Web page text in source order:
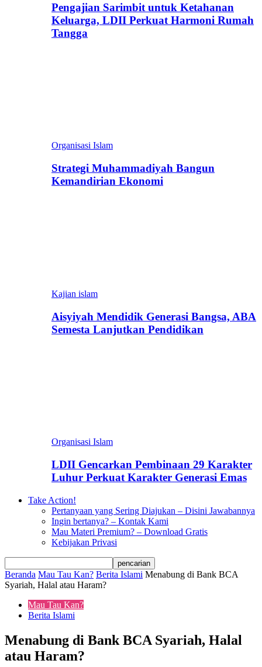
Pengajian Sarimbit untuk Ketahanan
Keluarga, LDII Perkuat Harmoni Rumah
Tangga
Organisasi Islam
Strategi Muhammadiyah Bangun
Kemandirian Ekonomi
Kajian islam
Aisyiyah Mendidik Generasi Bangsa, ABA
Semesta Lanjutkan Pendidikan
Organisasi Islam
LDII Gencarkan Pembinaan 29 Karakter
Luhur Perkuat Karakter Generasi Emas
Take Action!
Pertanyaan yang Sering Diajukan – Disini Jawabannya
Ingin bertanya? – Kontak Kami
Mau Materi Premium? – Download Gratis
Kebijakan Privasi
Beranda Mau Tau Kan? Berita Islami Menabung di Bank BCA
Syariah, Halal atau Haram?
Mau Tau Kan?
Berita Islami
Menabung di Bank BCA Syariah, Halal
atau Haram?